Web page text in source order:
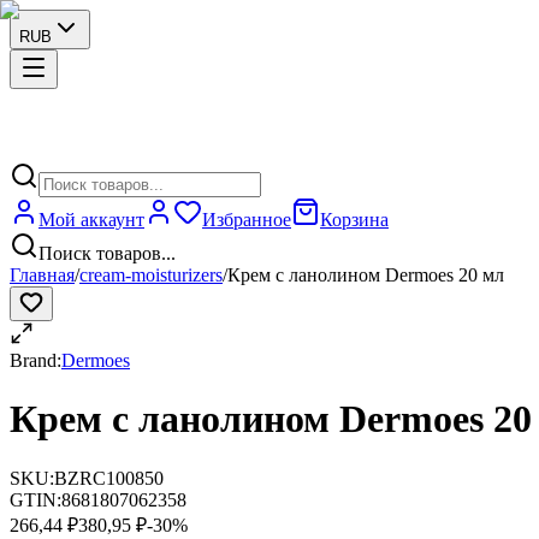
RUB
Мой аккаунт Избранное
Корзина
Поиск товаров...
Главная/cream-moisturizers/Крем с ланолином Dermoes 20 мл
Brand:Dermoes
Крем с ланолином Dermoes
SKU:BZRC100850
GTIN:8681807062358
266,44 ₽380,95 ₽-30%